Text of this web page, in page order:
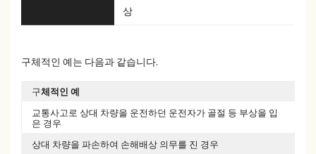
상
구체적인 예는 다음과 같습니다.
구체적인 예
교통사고로 상대 차량을 운전하던 운전자가 골절 등 부상을 입
은 경우
상대 차량을 파손하여 손해배상 의무를 진 경우